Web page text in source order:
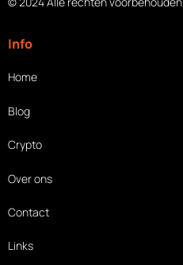
Info
Home
Blog
Crypto
Over ons
Contact
Links